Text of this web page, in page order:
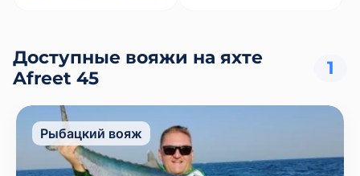
Доступные вояжи на яхте
Afreet 45
1
Рыбацкий вояж